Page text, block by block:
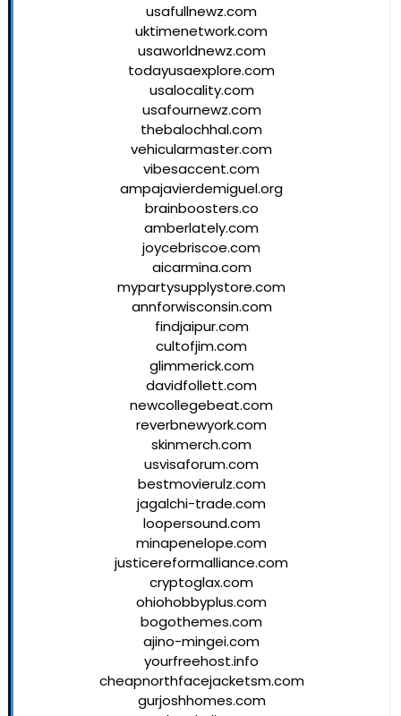
usafullnewz.com
uktimenetwork.com
usaworldnewz.com
todayusaexplore.com
usalocality.com
usafournewz.com
thebalochhal.com
vehicularmaster.com
vibesaccent.com
ampajavierdemiguel.org
brainboosters.co
amberlately.com
joycebriscoe.com
aicarmina.com
mypartysupplystore.com
annforwisconsin.com
findjaipur.com
cultofjim.com
glimmerick.com
davidfollett.com
newcollegebeat.com
reverbnewyork.com
skinmerch.com
usvisaforum.com
bestmovierulz.com
jagalchi-trade.com
loopersound.com
minapenelope.com
justicereformalliance.com
cryptoglax.com
ohiohobbyplus.com
bogothemes.com
ajino-mingei.com
yourfreehost.info
cheapnorthfacejacketsm.com
gurjoshhomes.com